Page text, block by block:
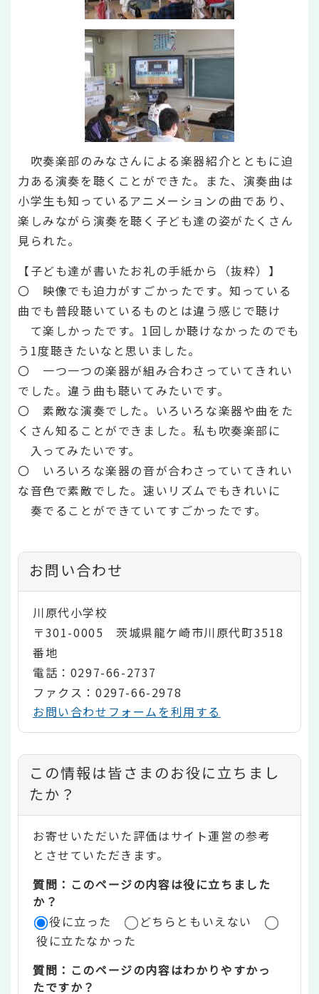
吹奏楽部のみなさんによる楽器紹介とともに迫
力ある演奏を聴くことができた。また、演奏曲は
小学生も知っているアニメーションの曲であり、
楽しみながら演奏を聴く子ども達の姿がたくさん
見られた。
【子ども達が書いたお礼の手紙から（抜粋）】
〇 映像でも迫力がすごかったです。知っている
曲でも普段聴いているものとは違う感じで聴け
て楽しかったです。1回しか聴けなかったのでも
う1度聴きたいなと思いました。
〇 一つ一つの楽器が組み合わさっていてきれい
でした。違う曲も聴いてみたいです。
〇 素敵な演奏でした。いろいろな楽器や曲をた
くさん知ることができました。私も吹奏楽部に
入ってみたいです。
〇 いろいろな楽器の音が合わさっていてきれい
な音色で素敵でした。速いリズムでもきれいに
奏でることができていてすごかったです。
お問い合わせ
川原代小学校
〒301-0005 茨城県龍ケ崎市川原代町3518
番地
電話：0297-66-2737
ファクス：0297-66-2978
お問い合わせフォームを利用する
コ
ン
テ
ン
ツ
評
価
リ
この情報は皆さまのお役に立ちまし
たか？
お寄せいただいた評価はサイト運営の参考
とさせていただきます。
質問：このページの内容は役に立ちました
か？
役に立った
どちらともいえない
役に立たなかった
質問：このページの内容はわかりやすかっ
たですか？